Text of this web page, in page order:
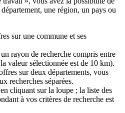
une région, un pays ou
sur une commune et ses
rayon de recherche compris entre
valeur sélectionnée est de 10 km).
sur deux départements, vous
recherches séparées.
cliquant sur la loupe ; la liste des
à vos critères de recherche est